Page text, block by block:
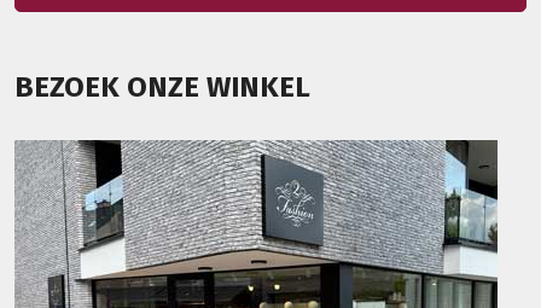
BEZOEK ONZE WINKEL